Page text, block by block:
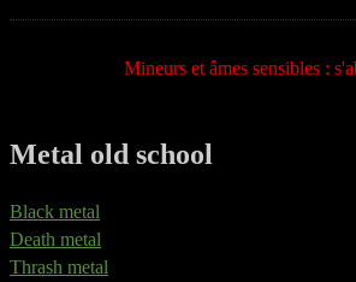
Mineurs et âmes sensibles :
Metal old school
Black metal
Death metal
Thrash metal